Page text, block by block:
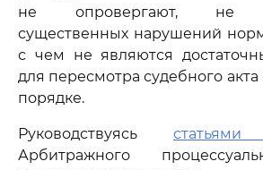
не опровергают, не
существенных нарушений
с чем не являются
для пересмотра судебного
порядке.
Руководствуясь статьями
Арбитражного